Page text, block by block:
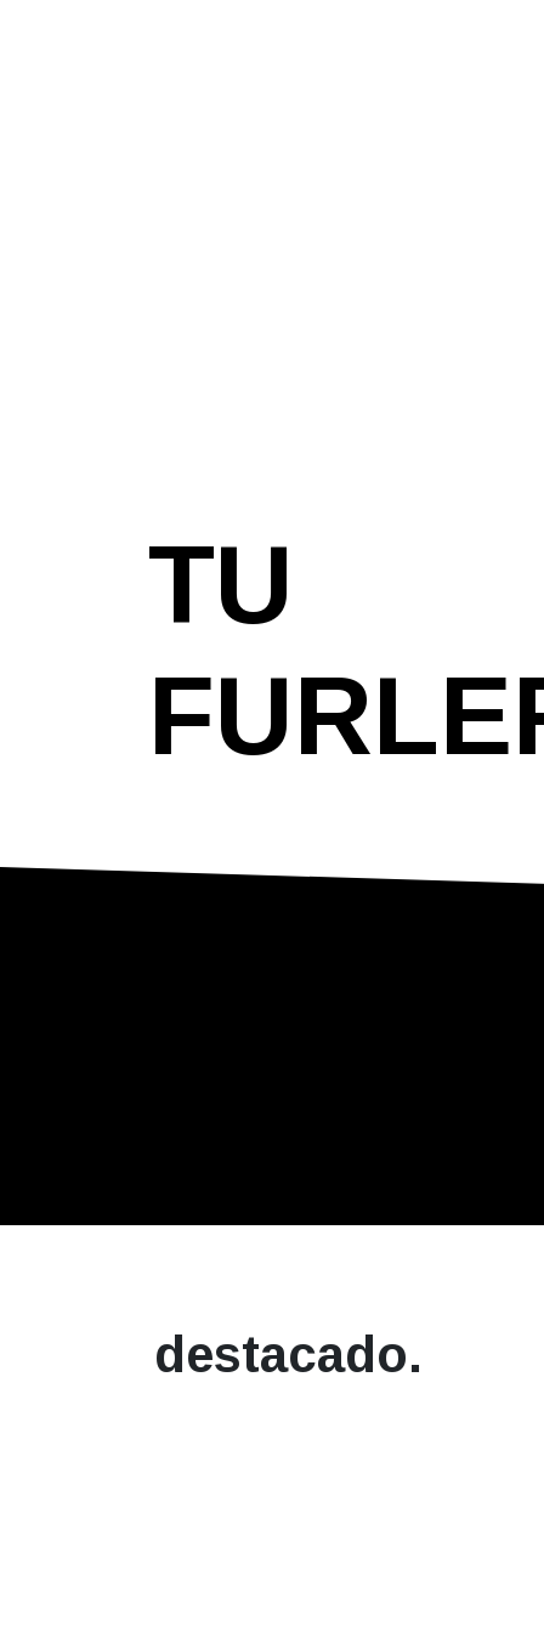
TU
destacado.